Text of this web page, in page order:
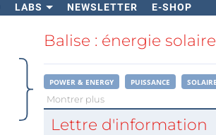
LABS NEWSLETTER E-SHOP
RechercherBalise : énergie solaire
POWER & ENERGY PUISSANCE SOLAIRE
Montrer plus
Lettre d'information